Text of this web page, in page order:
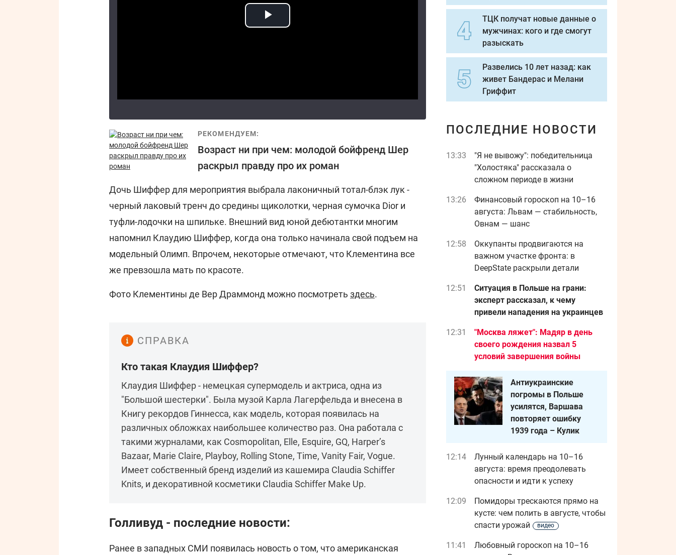
РЕКОМЕНДУЕМ:
Возраст ни при чем: молодой бойфренд Шер
раскрыл правду про их роман
Дочь Шиффер для мероприятия выбрала лаконичный тотал-блэк лук -
черный лаковый тренч до средины щиколотки, черная сумочка Dior и
туфли-лодочки на шпильке. Внешний вид юной дебютантки многим
напомнил Клаудию Шиффер, когда она только начинала свой подъем на
модельный Олимп. Впрочем, некоторые отмечают, что Клементина все
же превзошла мать по красоте.
Фото Клементины де Вер Драммонд можно посмотреть здесь.
СПРАВКА
Кто такая Клаудия Шиффер?
Клаудия Шиффер - немецкая супермодель и актриса, одна из
"Большой шестерки". Была музой Карла Лагерфельда и внесена в
Книгу рекордов Гиннесса, как модель, которая появилась на
различных обложках наибольшее количество раз. Она работала с
такими журналами, как Cosmopolitan, Elle, Esquire, GQ, Harper’s
Bazaar, Marie Claire, Playboy, Rolling Stone, Time, Vanity Fair, Vogue.
Имеет собственный бренд изделий из кашемира Claudia Schiffer
Knits, и декоративной косметики Claudia Schiffer Make Up.
Голливуд - последние новости:
Ранее в западных СМИ появилась новость о том, что американская
ТЦК получат новые данные о
мужчинах: кого и где смогут
разыскать
Развелись 10 лет назад: как
живет Бандерас и Мелани
Гриффит
ПОСЛЕДНИЕ НОВОСТИ
13:33
"Я не вывожу": победительница
"Холостяка" рассказала о
сложном периоде в жизни
13:26
Финансовый гороскоп на 10–16
августа: Львам — стабильность,
Овнам — шанс
12:58
Оккупанты продвигаются на
важном участке фронта: в
DeepState раскрыли детали
12:51
Ситуация в Польше на грани:
эксперт рассказал, к чему
привели нападения на украинцев
12:31
"Москва ляжет": Мадяр в день
своего рождения назва л 5
условий завершения войны
Антиукраинские
погромы в Польше
усилятся, Варшава
повторяет ошибку
1939 года – Кулик
12:14
Лунный календарь на 10–16
августа: время преодолевать
опасности и идти к успеху
12:09
Помидоры трескаются прямо на
кусте: чем полить в августе, чтобы
спасти урожай
видео
11:41
Любовный гороскоп на 10–16